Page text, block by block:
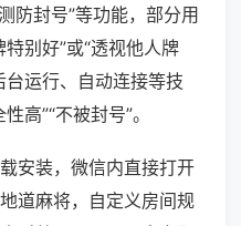
防封号”等功能，部分用
别好”或“透视他人牌
台运行、自动连接等技
高”“不被封号”。
安装，微信内直接打开
道麻将，自定义房间规